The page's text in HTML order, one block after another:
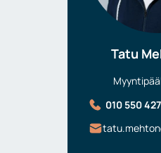
Tatu
010 550